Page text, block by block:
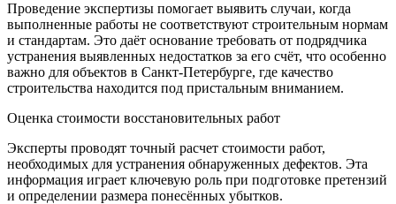
Проведение экспертизы помогает выявить случаи, когда
выполненные работы не соответствуют строительным нормам
и стандартам. Это даёт основание требовать от подрядчика
устранения выявленных недостатков за его счёт, что особенно
важно для объектов в Санкт-Петербурге, где качество
строительства находится под пристальным вниманием.
Оценка стоимости восстановительных работ
Эксперты проводят точный расчет стоимости работ,
необходимых для устранения обнаруженных дефектов. Эта
информация играет ключевую роль при подготовке претензий
и определении размера понесённых убытков.